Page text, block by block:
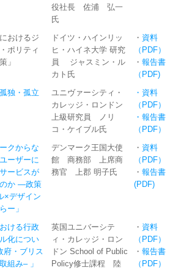
役社長 佐浦 弘一
氏
おけるジ
ポリティ
」
ドイツ・ハインリッ
ヒ・ハイネ大学 研究
員 ジャスミン・ル
カト氏
・ 資料
（PDF）
・ 報告書
（PDF)
独・孤立
ユニヴァーシティ・
カレッジ・ロンドン
上級研究員 ノリ
コ・ケイブル氏
・資料
（PDF）
・報告書
（PDF）
クからな
ーザーに
ービスが
か ―政策
×デザイン
ー」
デンマーク王国大使
館 商務部 上席商
務官 上郡 明子氏
・ 資料
（PDF）
・ 報告書
(PDF)
ける行政
化につい
府・ブリス
組み– 」
英国ユニバーシテ
ィ・カレッジ・ロン
ドン School of Public
Policy修士課程 陸
・ 資料
（PDF）
・ 報告書
（PDF）